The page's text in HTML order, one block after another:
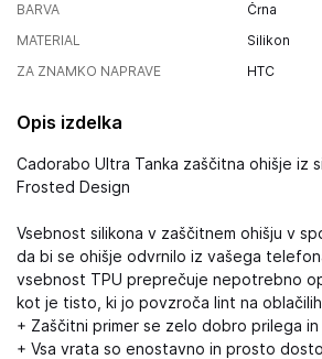
BARVA
Črna
MATERIAL
Silikon
ZA ZNAMKO NAPRAVE
HTC
Opis izdelka
Cadorabo Ultra Tanka zaščitna ohišje iz
Frosted Design
Vsebnost silikona v zaščitnem ohišju v
da bi se ohišje odvrnilo iz vašega
vsebnost TPU preprečuje nepotrebno
kot je tisto, ki jo povzroča lint na
+ Zaščitni primer se zelo dobro prilega
+ Vsa vrata so enostavno in prosto